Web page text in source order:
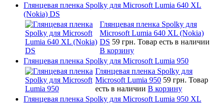
Глянцевая пленка Spolky для Microsoft Lumia 640 XL
(Nokia) DS
Глянцевая пленка Spolky для
Microsoft Lumia 640 XL (Nokia)
DS 59 грн. Товар есть в наличии
В корзину
Глянцевая пленка Spolky для Microsoft Lumia 950
Глянцевая пленка Spolky для
Microsoft Lumia 950 59 грн. Товар
есть в наличии В корзину
Глянцевая пленка Spolky для Microsoft Lumia 950 XL